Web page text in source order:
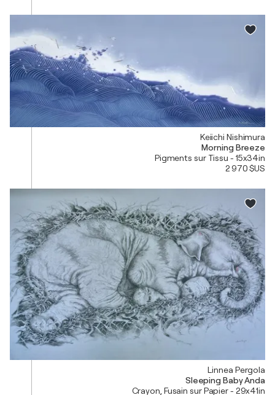
Keiichi Nishimura
Morning Breeze
Pigments sur Tissu - 15x34in
2 970 $US
Linnea Pergola
Sleeping Baby Anda
Crayon, Fusain sur Papier - 29x41in